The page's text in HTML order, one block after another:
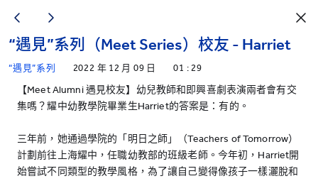
“遇見”系列（Meet Series）校友 - Harriet
“遇見”系列 2022 年 12 月 09 日 01 : 29
【Meet Alumni 遇見校友】幼兒教師和即興喜劇表演兩者會有交
集嗎？耀中幼教學院畢業生Harriet的答案是：有的。
三年前，她通過學院的「明日之師」（Teachers of Tomorrow）
計劃前往上海耀中，任職幼教部的班級老師。今年初，Harriet開
始嘗試不同類型的教學風格，為了讓自己變得像孩子一樣灑脫和